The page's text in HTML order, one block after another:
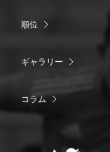
順位
ギャラリー
コラム